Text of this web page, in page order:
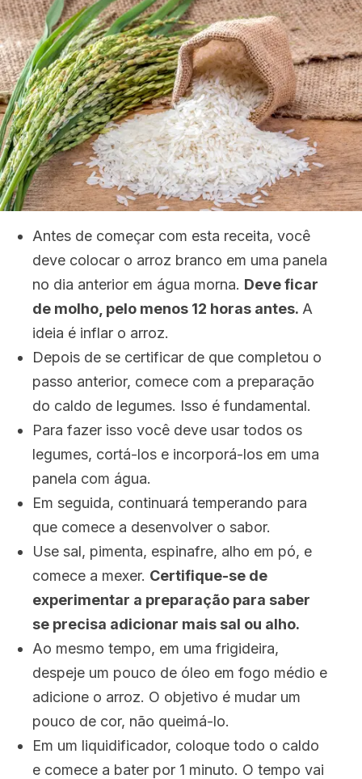
Antes de começar com esta receita, você
deve colocar o arroz branco em uma panela
no dia anterior em água morna. Deve ficar
de molho, pelo menos 12 horas antes. A
ideia é inflar o arroz.
Depois de se certificar de que completou o
passo anterior, comece com a preparação
do caldo de legumes. Isso é fundamental.
Para fazer isso você deve usar todos os
legumes, cortá-los e incorporá-los em uma
panela com água.
Em seguida, continuará temperando para
que comece a desenvolver o sabor.
Use sal, pimenta, espinafre, alho em pó, e
comece a mexer. Certifique-se de
experimentar a preparação para saber
se precisa adicionar mais sal ou alho.
Ao mesmo tempo, em uma frigideira,
despeje um pouco de óleo em fogo médio e
adicione o arroz. O objetivo é mudar um
pouco de cor, não queimá-lo.
Em um liquidificador, coloque todo o caldo
e comece a bater por 1 minuto. O tempo vai